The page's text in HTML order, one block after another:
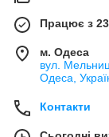
Працює з
м. Одеса
вул.
Одеса,
Контакти